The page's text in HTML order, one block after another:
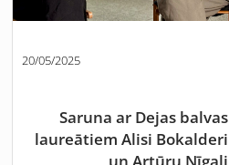
20/05/2025
Saruna ar Dejas balvas
laureātiem Alisi Bokalderi
un Artūru Nīgali